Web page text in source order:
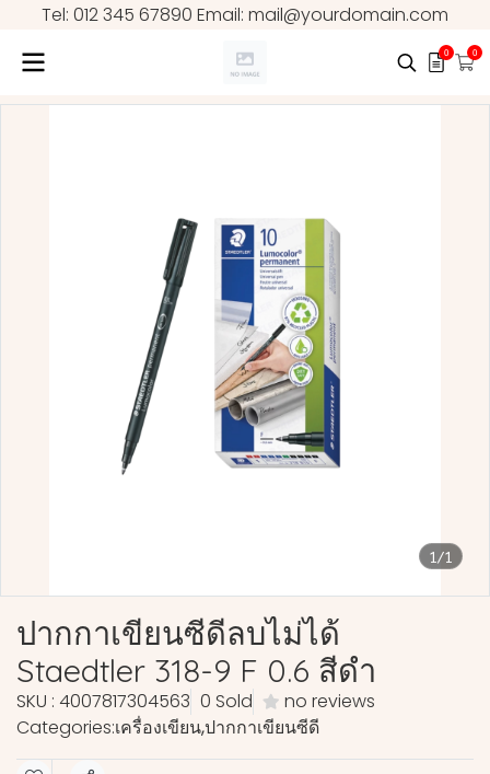
Tel: 012 345 67890 Email: mail@yourdomain.com
0 0
1/1
ปากกาเขียนซีดีลบไม่ได้
Staedtler 318-9 F 0.6 สีดำ
SKU : 4007817304563 0 Sold
no reviews
Categories:เครื่องเขียน,ปากกาเขียนซีดี